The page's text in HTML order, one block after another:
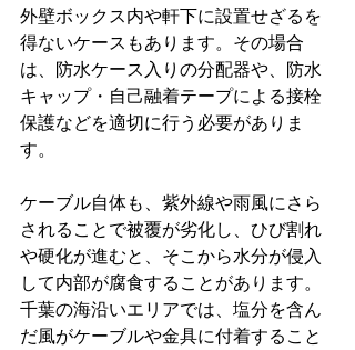
外壁ボックス内や軒下に設置せざるを
得ないケースもあります。その場合
は、防水ケース入りの分配器や、防水
キャップ・自己融着テープによる接栓
保護などを適切に行う必要がありま
す。
ケーブル自体も、紫外線や雨風にさら
されることで被覆が劣化し、ひび割れ
や硬化が進むと、そこから水分が侵入
して内部が腐食することがあります。
千葉の海沿いエリアでは、塩分を含ん
だ風がケーブルや金具に付着すること